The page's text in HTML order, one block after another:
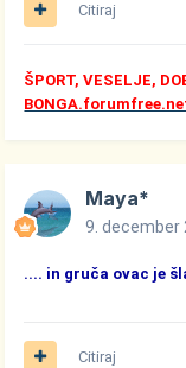
Citiraj
ŠPORT, VESELJE,
Maya*
9. december
.... in gruča ovac je
Citiraj